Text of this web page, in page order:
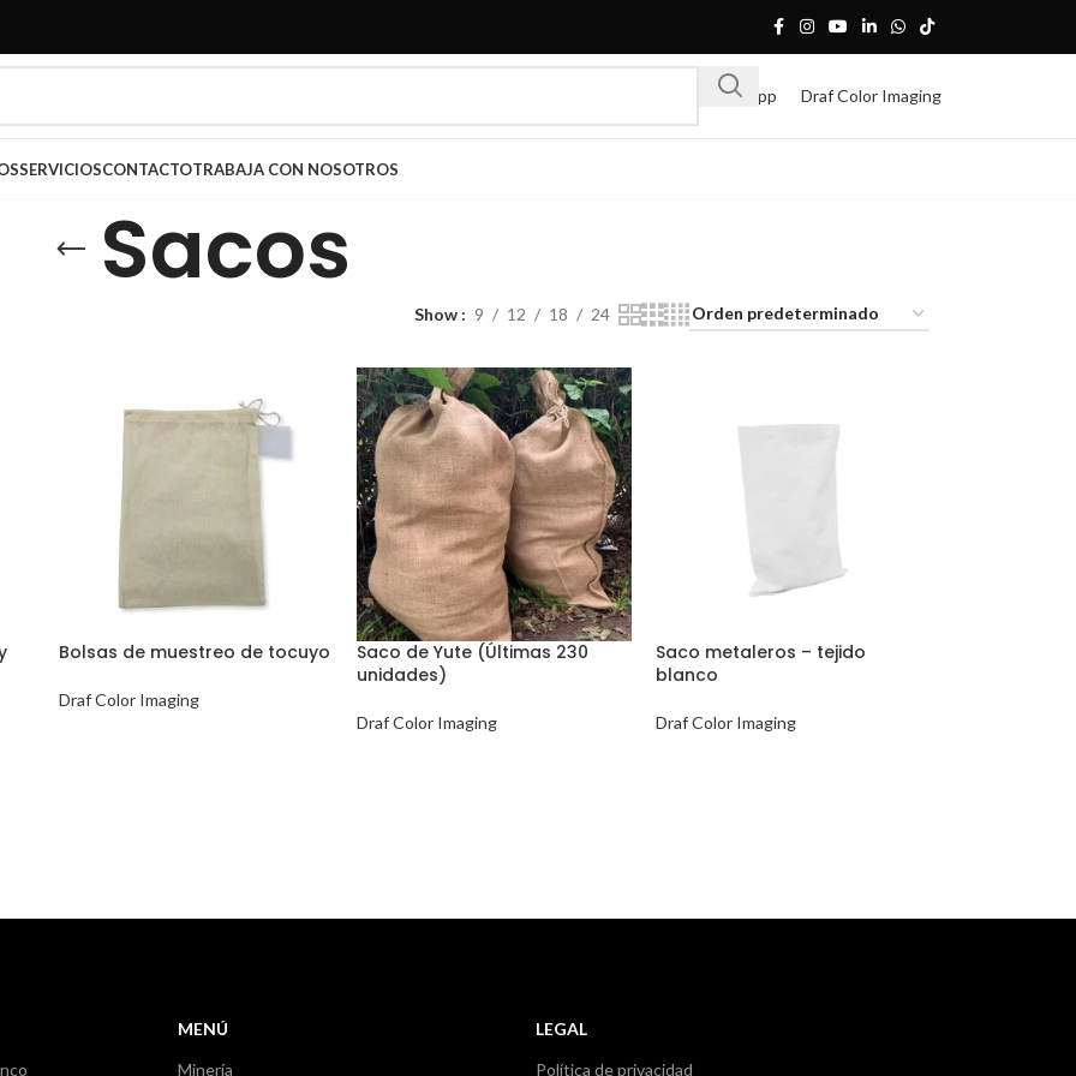
Whatsapp Draf Color Imaging
SERVICIOSCONTACTOTRABAJA CON NOSOTROS
Sacos
Show 9 12 18 24
Bolsas de muestreo de tocuyo
Draf Color Imaging
Saco de Yute (Últimas 230
unidades)
Draf Color Imaging
Saco metaleros – tejido
blanco
Draf Color Imaging
MENÚ
Minería
LEGAL
Política de privacidad